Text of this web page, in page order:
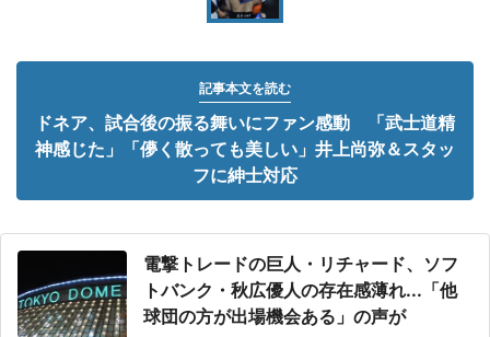
記事本文を読む
ドネア、試合後の振る舞いにファン感動 「武士道精
神感じた」「儚く散っても美しい」井上尚弥＆スタッ
フに紳士対応
電撃トレードの巨人・リチャード、ソフ
トバンク・秋広優人の存在感薄れ...「他
球団の方が出場機会ある」の声が